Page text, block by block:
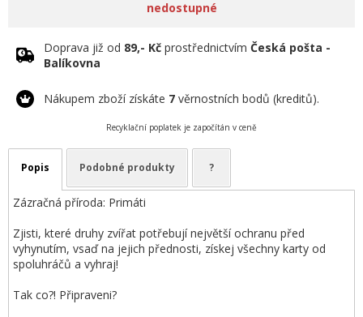
nedostupné
Doprava již od 89,- Kč prostřednictvím Česká pošta -
Balíkovna
Nákupem zboží získáte 7 věrnostních bodů (kreditů).
Recyklační poplatek je započítán v ceně
Popis Podobné produkty ?
Zázračná příroda: Primáti
Zjisti, které druhy zvířat potřebují největší ochranu před
vyhynutím, vsaď na jejich přednosti, získej všechny karty od
spoluhráčů a vyhraj!
Tak co?! Připraveni?